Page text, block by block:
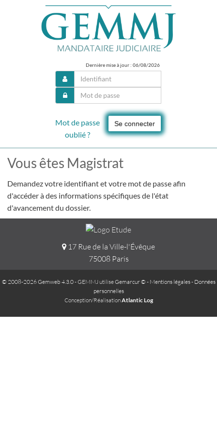
Dernière mise à jour : 06/08/2026
Se connecter
Mot de passe
oublié ?
Vous êtes Magistrat
Demandez votre identifiant et votre mot de passe afin
d'accéder à des informations spécifiques de l'état
d'avancement du dossier.
17 Rue de la Ville-l'Évêque
75008 Paris
© 2008-2026 Gemweb 4.3.0- GEMMJ utiliseGemarcur © - Mentions légales- Données
personnelles
Conception/RéalisationAtlantic Log